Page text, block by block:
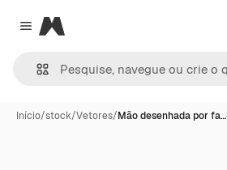
Close menu
Magnific
Início/stock/Vetores/Mão desenhada por fa…